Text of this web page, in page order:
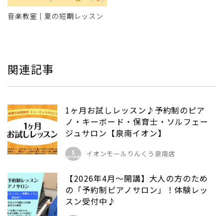
音楽教室｜夏の短期レッスン
関連記事
1ヶ月お試しレッスン♪予約制のピア
ノ・キーボード・保育士・ソルフェー
ジュサロン【泉南イオン】
イオンモールりんくう泉南店
【2026年4月～開講】大人の方のため
の「予約制ピアノサロン」！体験レッ
スン受付中♪